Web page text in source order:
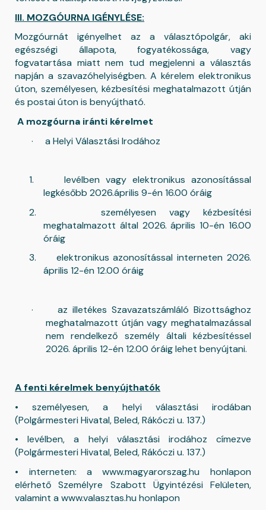
III. MOZGÓURNA IGÉNYLÉSE:
Mozgóurnát igényelhet az a választópolgár, aki
egészségi állapota, fogyatékossága, vagy
fogvatartása miatt nem tud megjelenni a választás
napján a szavazóhelyiségben. A kérelem elektronikus
úton, személyesen, kézbesítési meghatalmazott útján
és postai úton is benyújtható.
A mozgóurna iránti kérelmet
·
a Helyi Választási Irodához
1.
levélben vagy elektronikus azonosítással
legkésőbb 2026.április 9-én 16.00 óráig
2.
személyesen vagy kézbesítési
meghatalmazott által 2026. április 10-én 16.00
óráig
3.
elektronikus azonosítással interneten 2026.
április 12-én 12.00 óráig
·
az illetékes Szavazatszámláló Bizottsághoz
meghatalmazott útján vagy meghatalmazással
nem rendelkező személy általi kézbesítéssel
2026. április 12-én 12.00 óráig lehet benyújtani.
A fenti kérelmek benyújthatók
• személyesen, a helyi választási irodában
(Polgármesteri Hivatal, Beled, Rákóczi u. 137.)
• levélben, a helyi választási irodához címezve
(Polgármesteri Hivatal, Beled, Rákóczi u. 137.)
• interneten: a www.magyarorszag.hu honlapon
elérhető Személyre Szabott Ügyintézési Felületen,
valamint a www.valasztas.hu honlapon